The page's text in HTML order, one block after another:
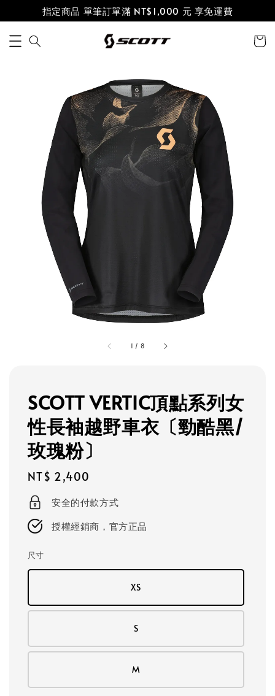
指定商品 單筆訂單滿 NT$1,000 元 享免運費
1 / 8
SCOTT VERTIC頂點系列女
性長袖越野車衣〔勁酷黑/
玫瑰粉〕
Regular
price
NT$ 2,400
安全的付款方式
授權經銷商，官方正品
尺寸
XS
S
M